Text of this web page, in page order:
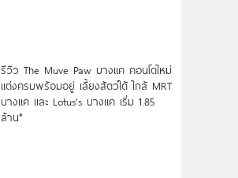
รีวิว The Muve Paw บางแค คอนโดใหม่
แต่งครบพร้อมอยู่ เลี้ยงสัตว์ได้ ใกล้ MRT
บางแค และ Lotus’s บางแค เริ่ม 1.85
ล้าน*